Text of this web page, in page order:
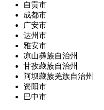
自贡市
成都市
广安市
达州市
雅安市
凉山彝族自治州
甘孜藏族自治州
阿坝藏族羌族自治州
资阳市
巴中市